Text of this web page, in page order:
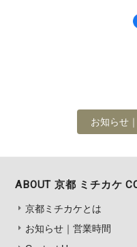
お知らせ
ABOUT 京都 ミチカケ
京都ミチカケとは
お知らせ｜営業時間